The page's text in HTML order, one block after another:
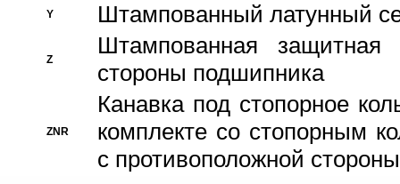
Y Штампованный латунный
Z
Штампованная
стороны подшипника
ZNR
Канавка под стопорное
комплекте со стопорным
с противоположной стороны